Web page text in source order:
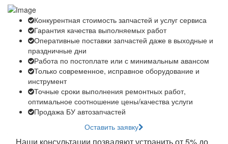
Конкурентная стоимость запчастей и услуг сервиса
Гарантия качества выполняемых работ
Оперативные поставки запчастей даже в выходные и
праздничные дни
Работа по постоплате или с минимальным авансом
Только современное, исправное оборудование и
инструмент
Точные сроки выполнения ремонтных работ,
оптимальное соотношение цены/качества услуги
Продажа БУ автозапчастей
Оставить заявку